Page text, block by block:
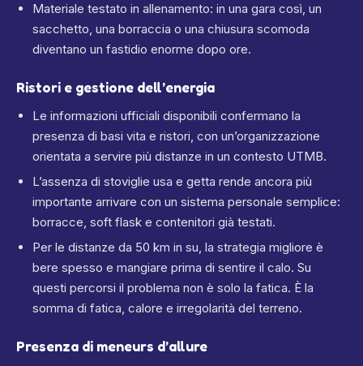
Materiale testato in allenamento: in una gara così, un
sacchetto, una borraccia o una chiusura scomoda
diventano un fastidio enorme dopo ore.
Ristori e gestione dell’energia
Le informazioni ufficiali disponibili confermano la
presenza di basi vita e ristori, con un’organizzazione
orientata a servire più distanze in un contesto UTMB.
L’assenza di stoviglie usa e getta rende ancora più
importante arrivare con un sistema personale semplice:
borracce, soft flask e contenitori già testati.
Per le distanze da 50 km in su, la strategia migliore è
bere spesso e mangiare prima di sentire il calo. Su
questi percorsi il problema non è solo la fatica. È la
somma di fatica, calore e irregolarità del terreno.
Presenza di meneurs d’allure